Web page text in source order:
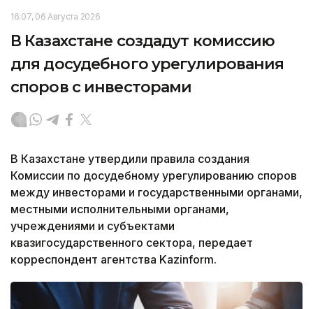
16:07, 06 Августа 2026
В Казахстане создадут комиссию
для досудебного урегулирования
споров с инвесторами
В Казахстане утвердили правила создания
Комиссии по досудебному урегулированию споров
между инвесторами и государственными органами,
местными исполнительными органами,
учреждениями и субъектами
квазигосударственного сектора, передает
корреспондент агентства Kazinform.